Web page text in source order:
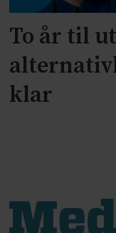
To år til
klar